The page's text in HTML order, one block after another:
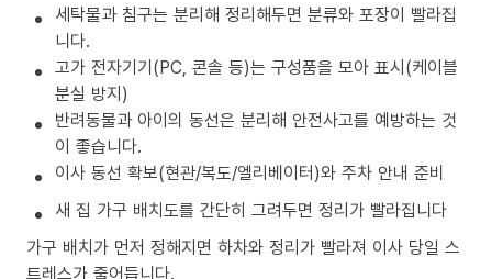
세탁물과 침구는 분리해 정리해두면 분류와 포장이 빨라집
니다.
고가 전자기기(PC, 콘솔 등)는 구성품을 모아 표시(케이블
분실 방지)
반려동물과 아이의 동선은 분리해 안전사고를 예방하는 것
이 좋습니다.
이사 동선 확보(현관/복도/엘리베이터)와 주차 안내 준비
새 집 가구 배치도를 간단히 그려두면 정리가 빨라집니다
가구 배치가 먼저 정해지면 하차와 정리가 빨라져 이사 당일 스
트레스가 줄어듭니다.